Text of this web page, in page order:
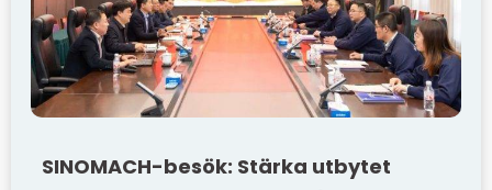
SINOMACH-besök: Stärka utbytet